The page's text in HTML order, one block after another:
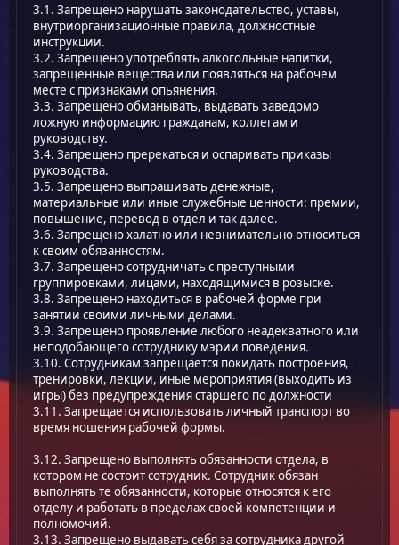
3.1. Запрещено нарушать законодательство, уставы,
внутриорганизационные правила, должностные
инструкции.
3.2. Запрещено употреблять алкогольные напитки,
запрещенные вещества или появляться на рабочем
месте с признаками опьянения.
3.3. Запрещено обманывать, выдавать заведомо
ложную информацию гражданам, коллегам и
руководству.
3.4. Запрещено пререкаться и оспаривать приказы
руководства.
3.5. Запрещено выпрашивать денежные,
материальные или иные служебные ценности: премии,
повышение, перевод в отдел и так далее.
3.6. Запрещено халатно или невнимательно относиться
к своим обязанностям.
3.7. Запрещено сотрудничать с преступными
группировками, лицами, находящимися в розыске.
3.8. Запрещено находиться в рабочей форме при
занятии своими личными делами.
3.9. Запрещено проявление любого неадекватного или
неподобающего сотруднику мэрии поведения.
3.10. Сотрудникам запрещается покидать построения,
тренировки, лекции, иные мероприятия (выходить из
игры) без предупреждения старшего по должности
3.11. Запрещается использовать личный транспорт во
время ношения рабочей формы.
3.12. Запрещено выполнять обязанности отдела, в
котором не состоит сотрудник. Сотрудник обязан
выполнять те обязанности, которые относятся к его
отделу и работать в пределах своей компетенции и
полномочий.
3.13. Запрещено выдавать себя за сотрудника другой